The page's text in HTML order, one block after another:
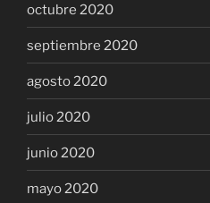
octubre 2020
septiembre 2020
agosto 2020
julio 2020
junio 2020
mayo 2020